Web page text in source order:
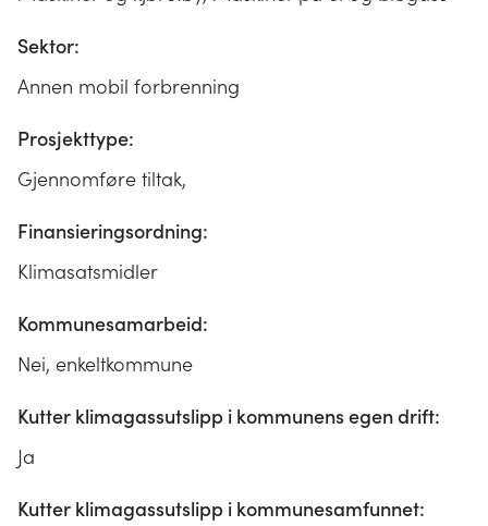
Sektor:
Annen mobil forbrenning
Prosjekttype:
Gjennomføre tiltak,
Finansieringsordning:
Klimasatsmidler
Kommunesamarbeid:
Nei, enkeltkommune
Kutter klimagassutslipp i kommunens egen drift:
Ja
Kutter klimagassutslipp i kommunesamfunnet: